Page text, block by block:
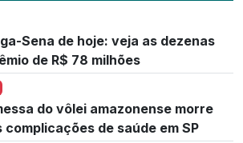
Sena de hoje: veja as dezenas
de R$ 78 milhões
do vôlei amazonense morre
complicações de saúde em SP